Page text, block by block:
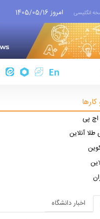
انگلیسی امروز 1405/05/16
پی
طلا آنلاین
اخبار دانشگاه